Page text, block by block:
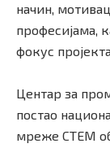
начин,
професијама,
фокус пројекта
Центар за
постао
мреже СТЕМ